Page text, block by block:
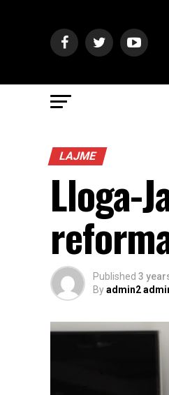
LAJME
Lloga-
Published 3
Byadmin2